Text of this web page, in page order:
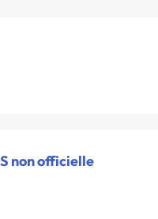
non officielle